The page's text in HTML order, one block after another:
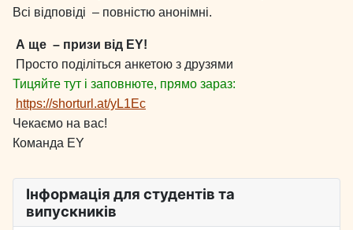
Інформація для студентів та
випускників
Всі відповіді – повністю анонімні.
А ще – призи від EY!
Просто поділіться анкетою з друзями
Тицяйте тут і заповнюте, прямо зараз:
https://shorturl.at/yL1Ec
Чекаємо на вас!
Команда EY